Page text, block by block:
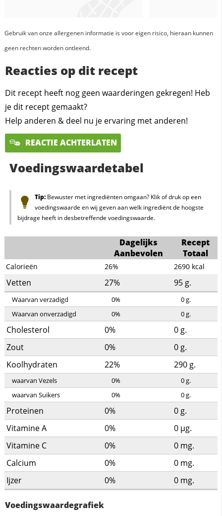
Gebruik van onze allergenen informatie is voor eigen risico, hieraan kunnen
geen rechten worden ontleend.
Reacties op dit recept
Dit recept heeft nog geen waarderingen gekregen! Heb
je dit recept gemaakt?
Help anderen & deel nu je ervaring met anderen!
REACTIE ACHTERLATEN
Voedingswaardetabel
Tip:Bewuster met ingrediënten omgaan? Klik of druk op een
voedingswaarde en wij geven aan welk ingrediënt de hoogste
bijdrage heeft in desbetreffende voedingswaarde.
Dagelijks
Aanbevolen
Recept
Totaal
Calorieën 26% 2690 kcal
Vetten 27% 95 g.
Waarvan verzadigd 0% 0g.
Waarvan onverzadigd
0% 0g.
Cholesterol 0% 0 g.
Zout
0% 0 g.
Koolhydraten
22% 290 g.
waarvan Vezels 0% 0g.
waarvan Suikers
0% 0g.
Proteinen 0% 0 g.
Vitamine A
0% 0 µg.
Vitamine C
0% 0 mg.
Calcium
0% 0 mg.
Ijzer
0% 0 mg.
Voedingswaardegrafiek